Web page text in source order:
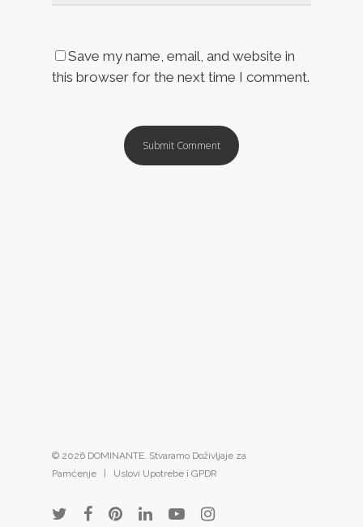
Save my name, email, and website in
this browser for the next time I comment.
© 2026 DOMINANTE. Stvaramo Doživljaje za
Pamćenje | Uslovi Upotrebe i GPDR